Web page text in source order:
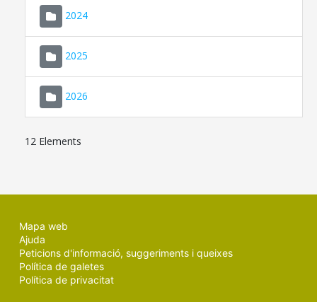
2024
2025
2026
12 Elements
Mapa web
Ajuda
Peticions d'informació, suggeriments i queixes
Política de galetes
Política de privacitat